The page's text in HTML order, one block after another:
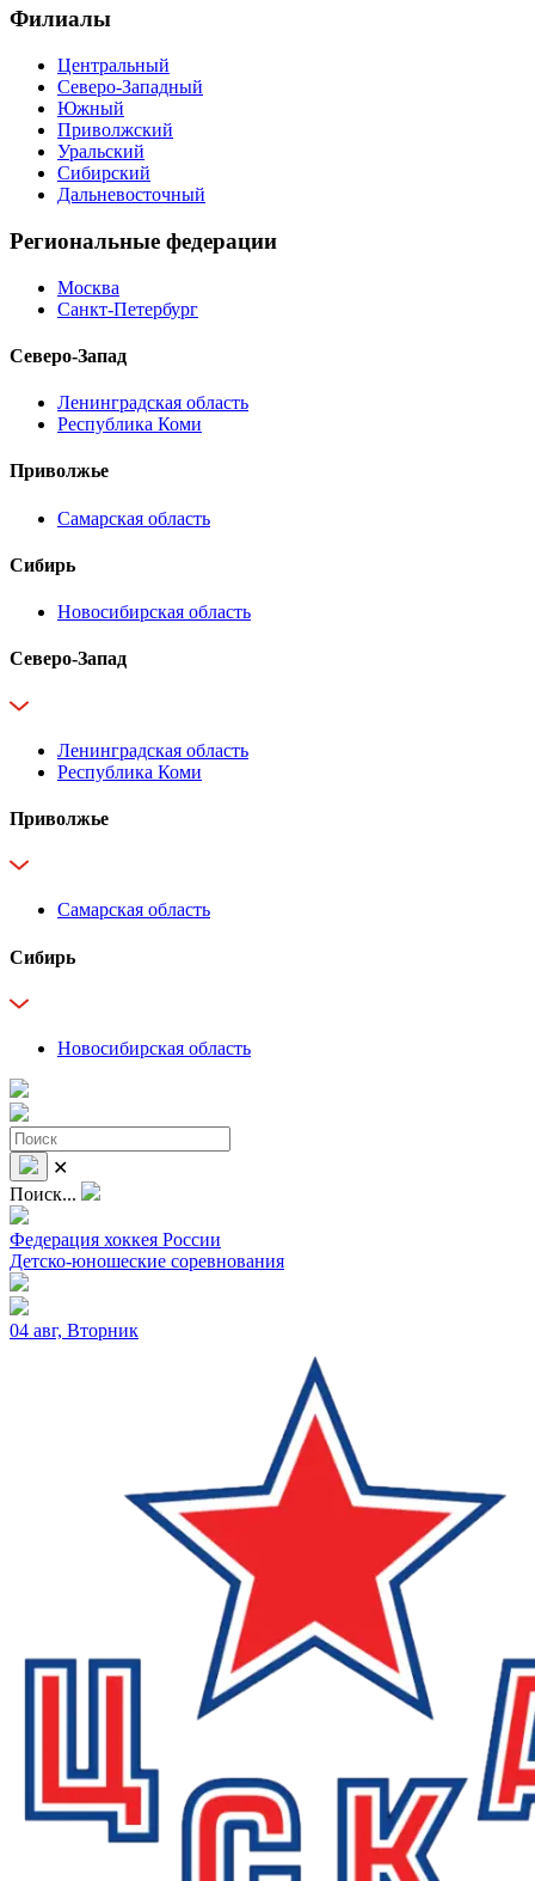
Филиалы
Центральный
Северо-Западный
Южный
Приволжский
Уральский
Сибирский
Дальневосточный
Региональные федерации
Москва
Санкт-Петербург
Северо-Запад
Ленинградская область
Республика Коми
Приволжье
Самарская область
Сибирь
Новосибирская область
Северо-Запад
Ленинградская область
Республика Коми
Приволжье
Самарская область
Сибирь
Новосибирская область
✕
Поиск...
Федерация хоккея России
Детско-юношеские соревнования
04 авг, Вторник